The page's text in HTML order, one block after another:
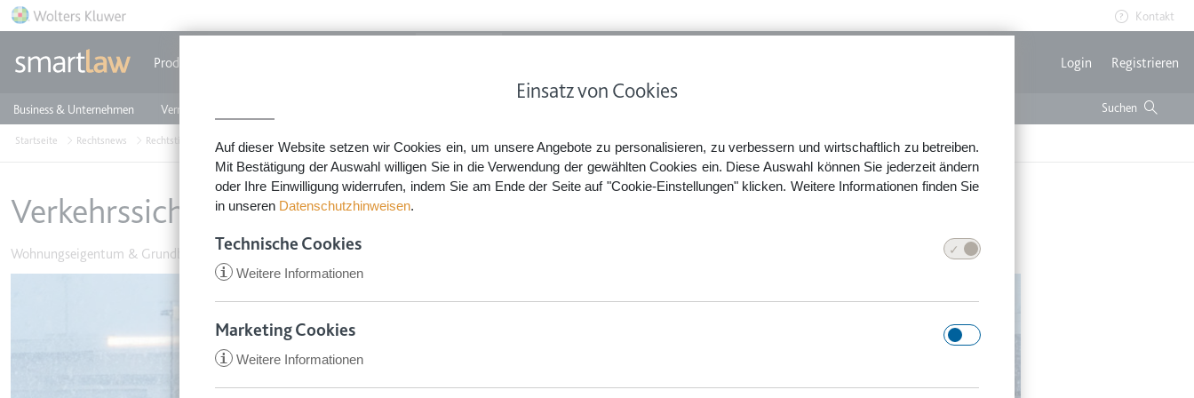
Einsatz von Cookies
Auf dieser Website setzen wir Cookies ein, um unsere Angebote zu personalisieren, zu verbessern und wirtschaftlich zu betreiben.
Mit Bestätigung der Auswahl willigen Sie in die Verwendung der gewählten Cookies ein. Diese Auswahl können Sie jederzeit ändern
oder Ihre Einwilligung widerrufen, indem Sie am Ende der Seite auf "Cookie-Einstellungen" klicken. Weitere Informationen finden Sie
in unseren Datenschutzhinweisen.
Technische Cookies
i Weitere Informationen
CookieConsent
Anbieter:
app.smartlaw.de
Marketing Cookies
i Weitere Informationen
Direkt zum Inhalt Kontakt
Produkte
Business & Unternehmen Vermieten & Immobilien
Login Registrieren
Startseite Rechtsnews Rechtstipps Vermieten & Immobilien Wohnungseigentum & Grundbesitz Verkehrssicherungspflicht: Parkplatz und Winterdienst
Verkehrssicherungspflicht: Parkplatz und Winterdienst
Wohnungseigentum & Grundbesitz • 20. Mai 2026